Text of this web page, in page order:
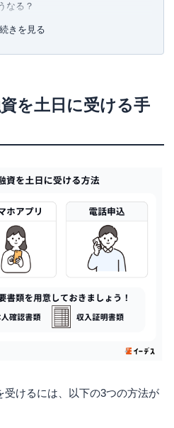
なる？
額申込はできる
まとめローン申し込みは可能
続きを見る
を土日に受ける手
受けるには、以下の3つの方法が